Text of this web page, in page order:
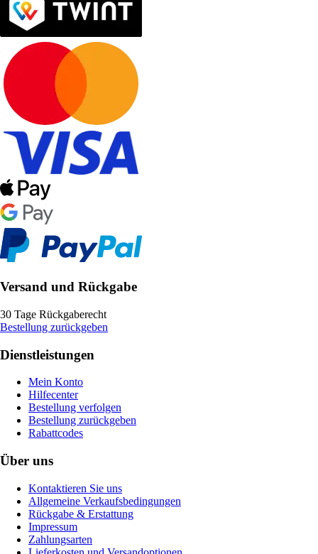
Versand und Rückgabe
30 Tage Rückgaberecht
Bestellung zurückgeben
Dienstleistungen
Mein Konto
Hilfecenter
Bestellung verfolgen
Bestellung zurückgeben
Rabattcodes
Über uns
Kontaktieren Sie uns
Allgemeine Verkaufsbedingungen
Rückgabe & Erstattung
Impressum
Zahlungsarten